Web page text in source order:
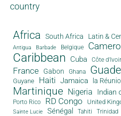
country
Africa South Africa Latin &
Antigua
Barbade Belgique
Caribbean Cuba Côte
France Gabon Ghana
Guyane Haiti Jamaica la
Martinique Nigeria Indian
Porto Rico
RD Congo United
Sainte Lucie Sénégal Tahiti Trinidad